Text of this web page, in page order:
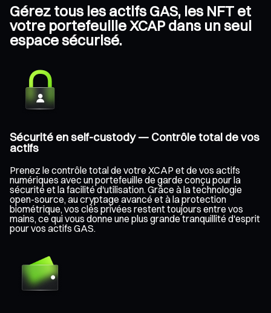
Gérez tous les actifs GAS, les NFT et
votre portefeuille XCAP dans un seul
espace sécurisé.
Sécurité en self-custody — Contrôle total de vos
actifs
Prenez le contrôle total de votre XCAP et de vos actifs
numériques avec un portefeuille de garde conçu pour la
sécurité et la facilité d'utilisation. Grâce à la technologie
open-source, au cryptage avancé et à la protection
biométrique, vos clés privées restent toujours entre vos
mains, ce qui vous donne une plus grande tranquillité d'esprit
pour vos actifs GAS.